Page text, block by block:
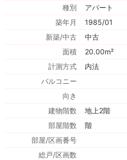
種別
アパート
築年月
1985/01
新築/中古
中古
面積
20.00m²
計測方式
内法
バルコニー
向き
建物階数
地上2階
部屋階数
階
部屋/区画番号
総戸/区画数